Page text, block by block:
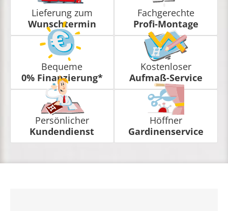
Lieferung zum
Wunschtermin
Fachgerechte
Profi-Montage
Bequeme
0% Finanzierung*
Kostenloser
Aufmaß-Service
Persönlicher
Kundendienst
Höffner
Gardinenservice